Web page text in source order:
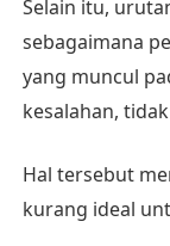
Selain itu,
sebagaimana
yang muncul
kesalahan,
Hal tersebut
kurang ideal